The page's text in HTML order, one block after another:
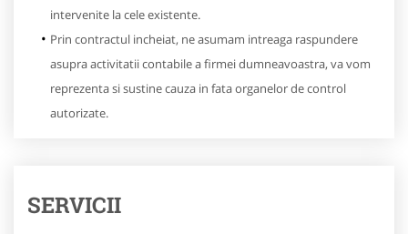
intervenite la cele existente.
Prin contractul incheiat, ne asumam intreaga raspundere
asupra activitatii contabile a firmei dumneavoastra, va vom
reprezenta si sustine cauza in fata organelor de control
autorizate.
SERVICII